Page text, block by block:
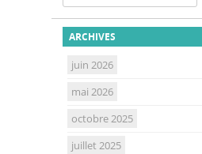
ARCHIVES
juin 2026
mai 2026
octobre 2025
juillet 2025